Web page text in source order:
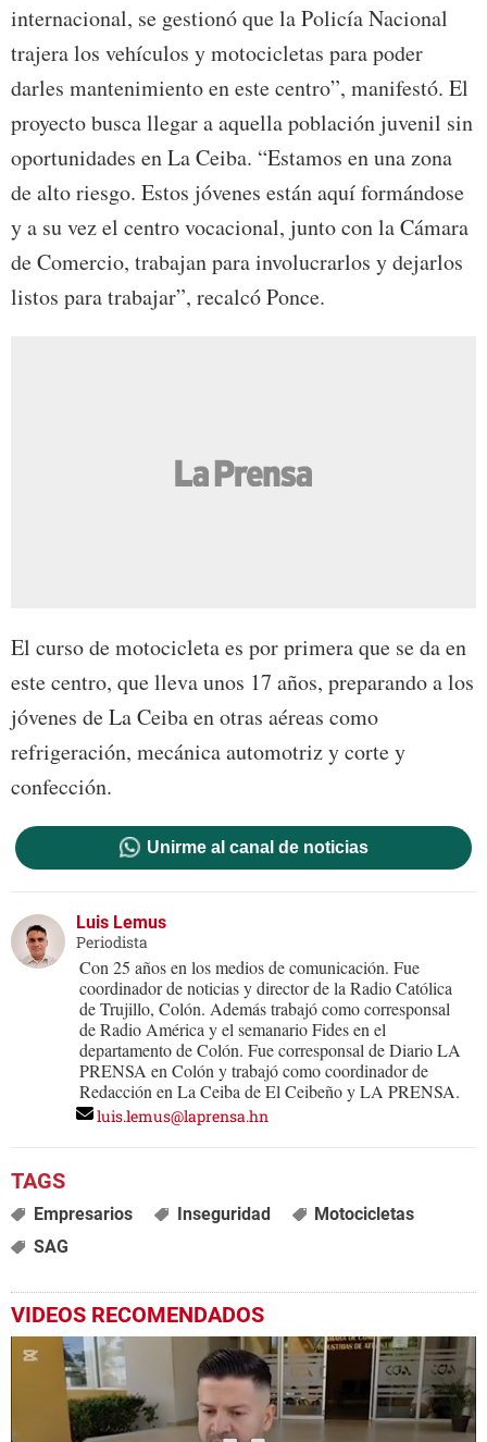
internacional, se gestionó que la Policía Nacional
trajera los vehículos y motocicletas para poder
darles mantenimiento en este centro”, manifestó. El
proyecto busca llegar a aquella población juvenil sin
oportunidades en La Ceiba. “Estamos en una zona
de alto riesgo. Estos jóvenes están aquí formándose
y a su vez el centro vocacional, junto con la Cámara
de Comercio, trabajan para involucrarlos y dejarlos
listos para trabajar”, recalcó Ponce.
El curso de motocicleta es por primera que se da en
este centro, que lleva unos 17 años, preparando a los
jóvenes de La Ceiba en otras aéreas como
refrigeración, mecánica automotriz y corte y
confección.
Unirme al canal de noticias
Luis Lemus
Periodista
Con 25 años en los medios de comunicación. Fue
coordinador de noticias y director de la Radio Católica
de Trujillo, Colón. Además trabajó como corresponsal
de Radio América y el semanario Fides en el
departamento de Colón. Fue corresponsal de Diario LA
PRENSA en Colón y trabajó como coordinador de
Redacción en La Ceiba de El Ceibeño y LA PRENSA.
luis.lemus@laprensa.hn
Empresarios Inseguridad
Motocicletas
SAG
VIDEOS RECOMENDADOS